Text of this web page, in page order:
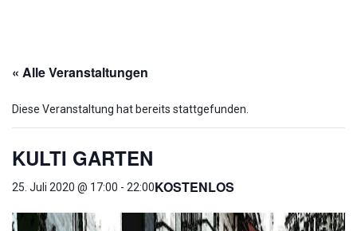
« Alle Veranstaltungen
Diese Veranstaltung hat bereits stattgefunden.
KULTI GARTEN
25. Juli 2020 @ 17:00 - 22:00KOSTENLOS